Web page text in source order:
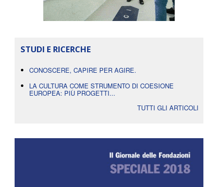
STUDI E RICERCHE
CONOSCERE, CAPIRE PER AGIRE.
LA CULTURA COME STRUMENTO DI COESIONE
EUROPEA: PIÙ PROGETTI...
TUTTI GLI ARTICOLI